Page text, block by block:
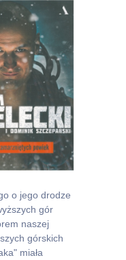
o jego drodze
gór
naszej
górskich
miała